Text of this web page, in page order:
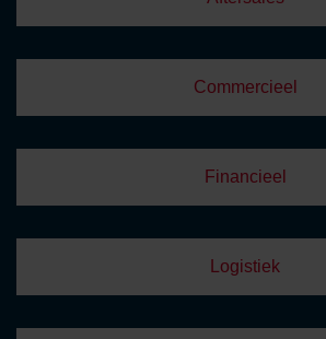
Commercieel
Financieel
Logistiek